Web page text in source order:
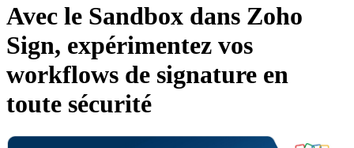
Avec le Sandbox dans Zoho
Sign, expérimentez vos
workflows de signature en
toute sécurité